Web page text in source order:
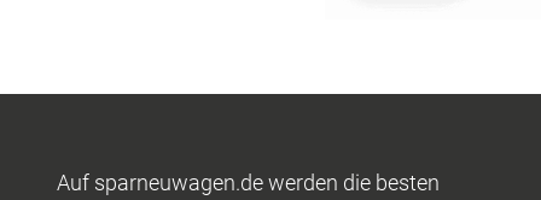
Auf sparneuwagen.de werden die besten